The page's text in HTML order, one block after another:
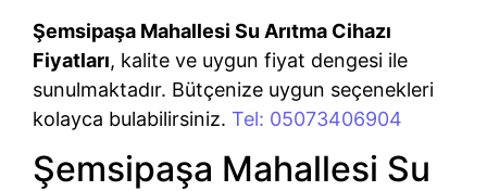
Şemsipaşa Mahallesi Su Arıtma Cihazı
Fiyatları, kalite ve uygun fiyat dengesi ile
sunulmaktadır. Bütçenize uygun seçenekleri
kolayca bulabilirsiniz. Tel: 05073406904
Şemsipaşa Mahallesi Su